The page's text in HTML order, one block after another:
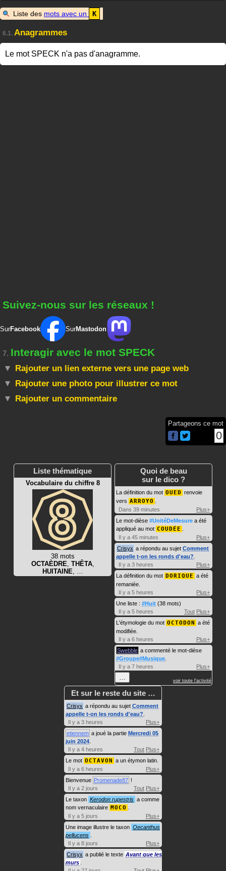
Liste des mots avec un K
6.1. Anagrammes
Le mot SPECK n'a pas d'anagramme.
Suivez-nous sur les réseaux !
SurFacebook SurMastodon
7. Interagir avec le mot SPECK
Rajouter un lien externe vers une page web
Rajouter une photo pour illustrer ce mot
Rajouter un commentaire
Partageons ce mot
0
Liste thématique
Vocabulaire du chiffre 8
38 mots
OCTAÈDRE, THÊTA,
HUITAINE, …
Quoi de beau
sur le dico ?
La définition du mot OUED renvoie
vers ARROYO
Dans 39 minutes
Plus+
Le mot-dièse #UnitéDeMesure a été
appliqué au mot COUDÉE
Il y a 45 minutes
Plus+
Crisyx a répondu au sujet Comment
appelle t-on les ronds d'eau?
Il y a 3 heures
Plus+
La définition du mot DORIQUE a été
remaniée.
Il y a 5 heures
Plus+
Une liste : #Huit (38 mots)
Il y a 5 heures
Tout Plus+
L'étymologie du mot OCTODON a été
modifiée.
Il y a 6 heures
Plus+
Swebble a commenté le mot-dièse
#Groupe#Musique
Il y a 7 heures
Plus+
… voir toute l'activité
Et sur le reste du site …
Crisyx a répondu au sujet Comment
appelle t-on les ronds d'eau?
Il y a 3 heures
Plus+
etiennem a joué la partie Mercredi 05
juin 2024
Il y a 4 heures
Tout Plus+
Le mot OCTAVON a un étymon latin.
Il y a 6 heures
Plus+
Bienvenue Promenade87 !
Il y a 2 jours
Tout Plus+
Le taxon Kerodon rupestris a comme
nom vernaculaire MOCO
Il y a 5 jours
Plus+
Une image illustre le taxon Oecanthus
pellucens
Il y a 8 jours
Plus+
Crisyx a publié le texte Avant que les
murs